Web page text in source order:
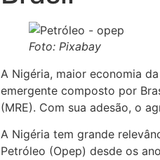
Foto: Pixabay
A Nigéria, maior economia da
emergente composto por
(MRE). Com sua adesão, o
A Nigéria tem grande
Petróleo (Opep) desde os